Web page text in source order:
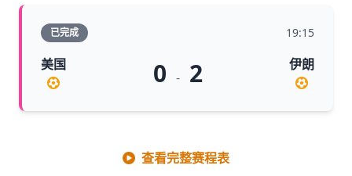
已完成 19:15
美国 0 - 2 伊朗
查看完整赛程表